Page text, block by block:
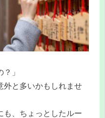
」
外と多いかもしれませ
も、ちょっとしたルー